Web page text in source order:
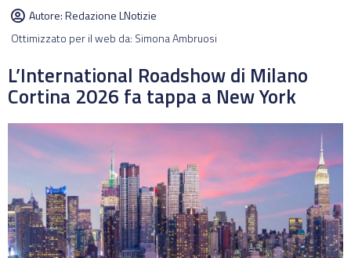
Autore:Redazione LNotizie
Ottimizzato per il web da: Simona Ambruosi
L’International Roadshow di Milano
Cortina 2026 fa tappa a New York